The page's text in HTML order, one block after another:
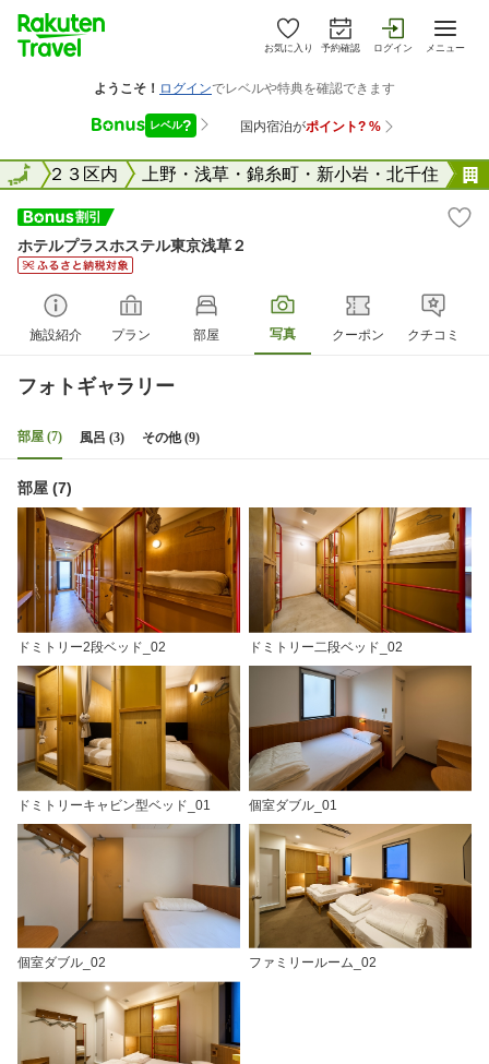
お気に入り 予約確認 ログイン メニュー
東京２３区内 上野・浅草・錦糸町・新小岩・北千住
全国
ホテルプラスホステル東京浅草２
施設紹介 プラン 部屋 写真 クーポン クチコミ
フォトギャラリー
部屋 (7) 風呂 (3) その他 (9)
部屋 (7)
ドミトリー2段ベッド_02 ドミトリー二段ベッド_02
ドミトリーキャビン型ベッド_01 個室ダブル_01
個室ダブル_02 ファミリールーム_02